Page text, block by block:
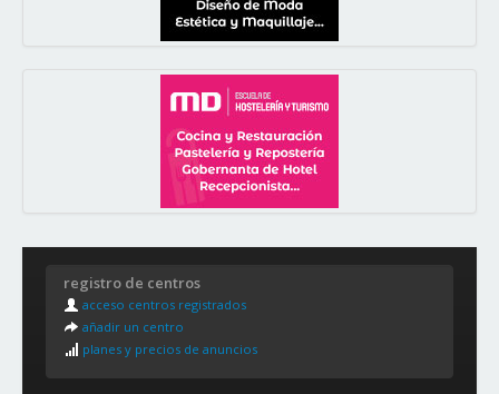
registro de centros
acceso centros registrados
añadir un centro
planes y precios de anuncios